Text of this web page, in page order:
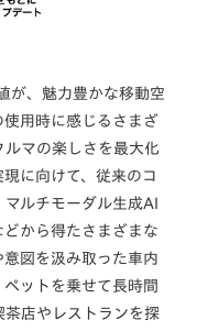
が、魅力豊かな移動空
用時に感じるさまざ
マの楽しさを最大化
に向けて、従来のコ
ルチモーダル生成AI
から得たさまざまな
図を汲み取った車内
ットを乗せて長時間
店やレストランを探